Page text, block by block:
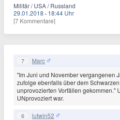
Militär / USA / Russland
29.01.2018 · 18:44 Uhr
[7 Kommentare]
7 Marc
"Im Juni und November vergangenen
zufolge ebenfalls über dem
unprovozierten Vorfällen gekommen."
UNprovoziert war.
6 lutwin52